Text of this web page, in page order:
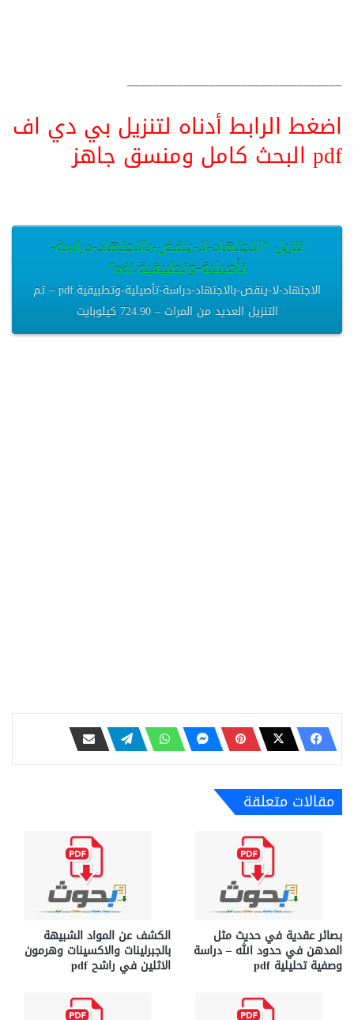
__________________________________
اضغط الرابط أدناه لتنزيل بي دي اف
pdf البحث كامل ومنسق جاهز
تنزيل “الاجتهاد-لا-ينقض-بالاجتهاد-دراسة-
تأصيلية-وتطبيقية.pdf”
الاجتهاد-لا-ينقض-بالاجتهاد-دراسة-تأصيلية-وتطبيقية.pdf – تم
التنزيل العديد من المرات – 724.90 كيلوبايت
مقالات متعلقة
بصائر عقدية في حديث مثل
المدهن في حدود الله – دراسة
وصفية تحليلية pdf
الكشف عن المواد الشبيهة
بالجبرلينات والاكسينات وهرمون
الاثلين في راشح pdf